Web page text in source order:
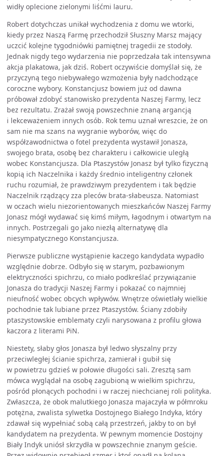
widły oplecione zielonymi liśćmi lauru.
Robert dotychczas unikał wychodzenia z domu we wtorki,
kiedy przez Naszą Farmę przechodził Słuszny Marsz mający
uczcić kolejne tygodniówki pamiętnej tragedii ze stodoły.
Jednak nigdy tego wydarzenia nie poprzedzała tak intensywna
akcja plakatowa, jak dziś. Robert oczywiście domyślał się, że
przyczyną tego niebywałego wzmożenia były nadchodzące
coroczne wybory. Konstancjusz bowiem już od dawna
próbował zdobyć stanowisko prezydenta Naszej Farmy, lecz
bez rezultatu. Zrażał swoją powszechnie znaną argancją
i lekceważeniem innych osób. Rok temu uznał wreszcie, że on
sam nie ma szans na wygranie wyborów, więc do
współzawodnictwa o fotel prezydenta wystawił Jonasza,
swojego brata, osobę bez charakteru i całkowicie uległą
wobec Konstancjusza. Dla Ptaszystów Jonasz był tylko fizyczną
kopią ich Naczelnika i każdy średnio inteligentny członek
ruchu rozumiał, że prawdziwym prezydentem i tak będzie
Naczelnik rządzący zza pleców brata-słabeusza. Natomiast
w oczach wielu niezorientowanych mieszkańców Naszej Farmy
Jonasz mógł wydawać się kimś miłym, łagodnym i otwartym na
innych. Postrzegali go jako niezłą alternatywę dla
niesympatycznego Konstancjusza.
Pierwsze publiczne wystąpienie kaczego kandydata wypadło
względnie dobrze. Odbyło się w starym, pozbawionym
elektryczności spichrzu, co miało podkreślać przywiązanie
Jonasza do tradycji Naszej Farmy i pokazać co najmniej
nieufność wobec obcych wpływów. Wnętrze oświetlały wielkie
pochodnie tak lubiane przez Ptaszystów. Ściany zdobiły
ptaszystowskie emblematy czyli narysowana z profilu głowa
kaczora z literami PiN.
Niestety, słaby głos Jonasza był ledwo słyszalny przy
przeciwległej ścianie spichrza, zamierał i gubił się
w powietrzu gdzieś w połowie długości sali. Zresztą sam
mówca wyglądał na osobę zagubioną w wielkim spichrzu,
pośród płonących pochodni i w raczej niechcianej roli polityka.
Zwłaszcza, że obok malutkiego Jonasza majaczyła w półmroku
potężna, zwalista sylwetka Dostojnego Białego Indyka, który
zdawał się wypełniać sobą całą przestrzeń, jakby to on był
kandydatem na prezydenta. W pewnym momencie Dostojny
Biały Indyk uniósł skrzydła w powszechnie znanym geście.